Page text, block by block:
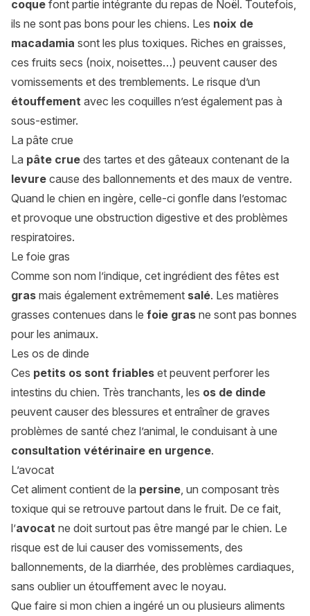
coque font partie intégrante du repas de Noël. Toutefois,
ils ne sont pas bons pour les chiens. Les noix de
macadamia sont les plus toxiques. Riches en graisses,
ces fruits secs (noix, noisettes…) peuvent causer des
vomissements et des tremblements. Le risque d’un
étouffement avec les coquilles n’est également pas à
sous-estimer.
La pâte crue
La pâte crue des tartes et des gâteaux contenant de la
levure cause des ballonnements et des maux de ventre.
Quand le chien en ingère, celle-ci gonfle dans l’estomac
et provoque une obstruction digestive et des problèmes
respiratoires.
Le foie gras
Comme son nom l’indique, cet ingrédient des fêtes est
gras mais également extrêmement salé. Les matières
grasses contenues dans le foie gras ne sont pas bonnes
pour les animaux.
Les os de dinde
Ces petits os sont friables et peuvent perforer les
intestins du chien. Très tranchants, les os de dinde
peuvent causer des blessures et entraîner de graves
problèmes de santé chez l’animal, le conduisant à une
consultation vétérinaire en urgence.
L’avocat
Cet aliment contient de la persine, un composant très
toxique qui se retrouve partout dans le fruit. De ce fait,
l’avocat ne doit surtout pas être mangé par le chien. Le
risque est de lui causer des vomissements, des
ballonnements, de la diarrhée, des problèmes cardiaques,
sans oublier un étouffement avec le noyau.
Que faire si mon chien a ingéré un ou plusieurs aliments